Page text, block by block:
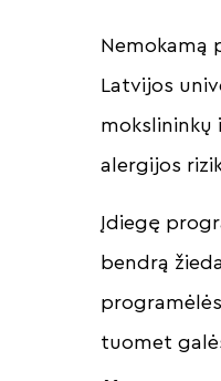
Nemokamą
Latvijos
mokslininkų
alergijos
Įdiegę
bendrą
tuomet